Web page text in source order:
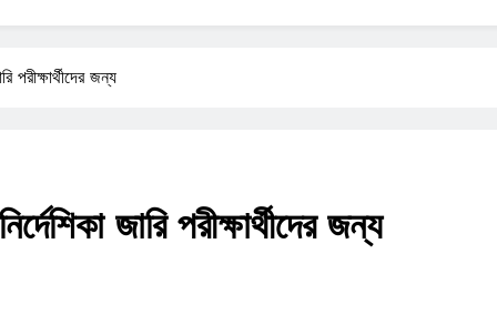
পরীক্ষার্থীদের জন্য
জারি পরীক্ষার্থীদের জন্য